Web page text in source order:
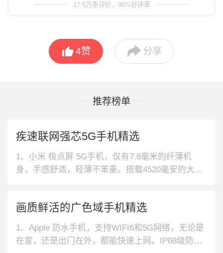
27.5万条评价，96%好评率
4赞  分享
推荐榜单
疾速联网强芯5G手机精选
1、小米 极点屏 5G手机，仅有7.8毫米的纤薄机
身，手感舒适，轻薄不笨重。搭载4520毫安的大容
输。选用X轴线性马达，精准的传递每个震动，游
戏体验感佳。3、OPPO 全局护眼 5G手机，轻薄的
外观设计，
画质鲜活的广色域手机精选
1、Apple 防水手机，支持WIFI6和5G网络，无论是
在家，还是出门在外，都能快速上网。IP68级防尘